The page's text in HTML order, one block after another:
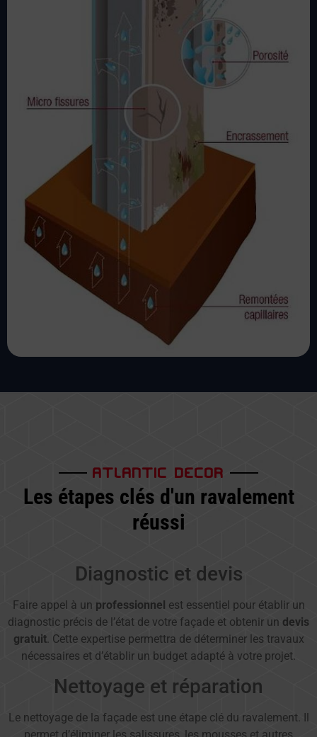
ATLANTIC DECOR
Les étapes clés d'un ravalement
réussi
Diagnostic et devis
Faire appel à un professionnel est essentiel pour établir un
diagnostic précis de l’état de votre façade et obtenir un devis
gratuit. Cette expertise permettra de déterminer les travaux
nécessaires et d’établir un budget adapté à votre projet.
Nettoyage et réparation
Le nettoyage de la façade est une étape clé du ravalement. Il